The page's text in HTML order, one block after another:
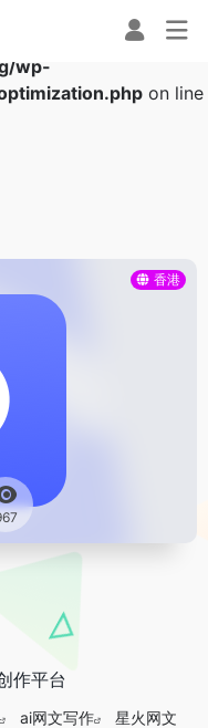
wp-
on line
香港
作平台
ai网文写作
星火网文